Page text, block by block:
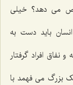
می دهد؟ خیلی
باید دست به
نفاق افراد گرفتار
بزرگ می فهمد با